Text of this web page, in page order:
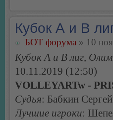
Кубок А и В
БОТ форума » 10
Кубок А и В лиг,
10.11.2019 (12:50)
VOLLEYARTw -
Судья: Бабкин
Лучшие игроки: